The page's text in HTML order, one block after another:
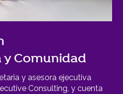
y Comunidad
y asesora ejecutiva
Consulting, y cuenta